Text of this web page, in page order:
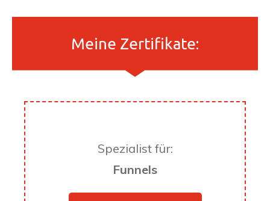
Meine Zertifikate:
Spezialist für:
Funnels